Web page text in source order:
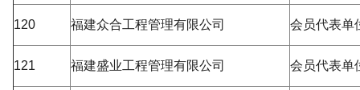
120 福建众合工程管理有限公司 会员代表单
121 福建盛业工程管理有限公司 会员代表单